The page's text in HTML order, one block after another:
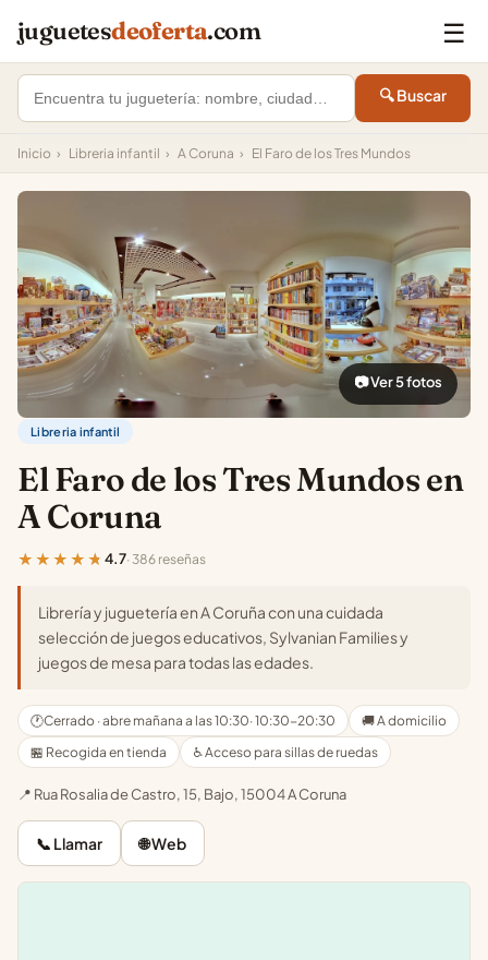
juguetesdeoferta.com ☰
🔍 Buscar
Inicio › Libreria infantil › A Coruna › El Faro de los Tres Mundos
📷 Ver 5 fotos
Libreria infantil
El Faro de los Tres Mundos en
A Coruna
★★★★★ 4.7· 386 reseñas
Librería y juguetería en A Coruña con una cuidada
selección de juegos educativos, Sylvanian Families y
juegos de mesa para todas las edades.
🕐Cerrado · abre mañana a las 10:30· 10:30-20:30
🚚 A domicilio
🏪 Recogida en tienda
♿ Acceso para sillas de ruedas
📍 Rua Rosalia de Castro, 15, Bajo, 15004 A Coruna
📞 Llamar 🌐 Web